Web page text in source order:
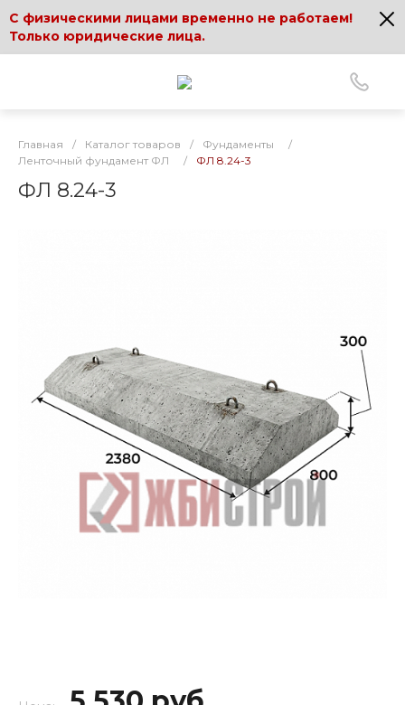
С физическими лицами временно не работаем!
Только юридические лица.
Главная / Каталог товаров / Фундаменты
/
Ленточный фундамент ФЛ
/ ФЛ 8.24-3
ФЛ 8.24-3